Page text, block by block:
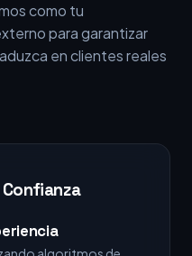
como tu
para garantizar
en clientes reales